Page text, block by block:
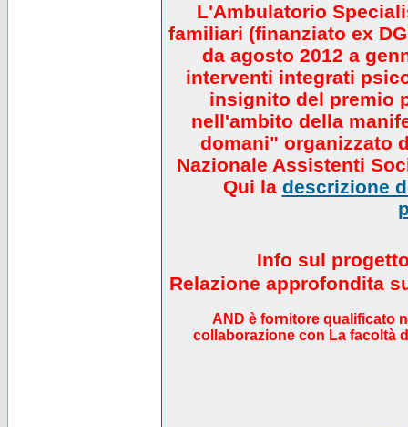
L'Ambulatorio
familiari (finanziato ex
da agosto 2012 a
interventi integrati
insignito del premio
nell'ambito della
domani" organizzato
Nazionale Assistenti
Qui la descrizione
Info sul
Relazione approfondita
AND è fornitore qualificato
collaborazione con La facoltà